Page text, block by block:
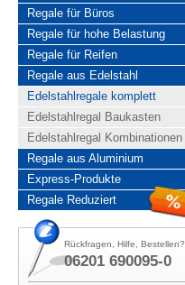
Regale für Büros
Regale für hohe Belastung
Regale für Reifen
Regale aus Edelstahl
Edelstahlregale komplett
Edelstahlregal Baukasten
Edelstahlregal Kombinationen
Regale aus Aluminium
Express-Produkte
Regale Reduziert
Rückfragen, Hilfe, Bestellen?
06201 690095-0